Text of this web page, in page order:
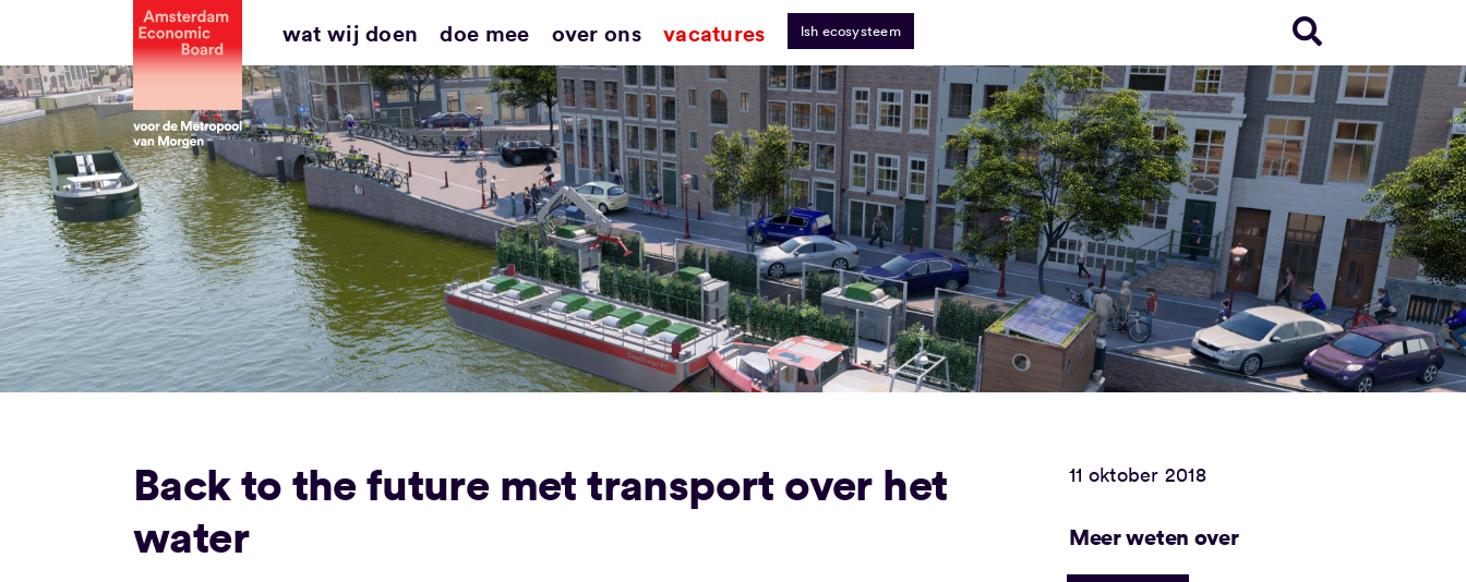
inhoud
wat wij doen doe mee over ons vacatures lsh ecosysteem
Back to the future met transport over het
water
11 oktober 2018
Meer weten over